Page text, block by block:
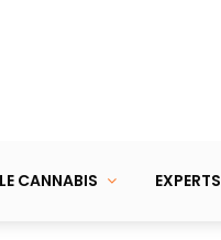
CANNABIS EXPERTS